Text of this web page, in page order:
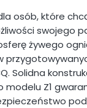
osób, które
swojego
żywego
Solidna
modelu Z1